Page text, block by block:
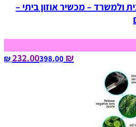
ולמשרד – מכשיר אוזון ביתי –
₪ 232.00
398.00‏ ₪